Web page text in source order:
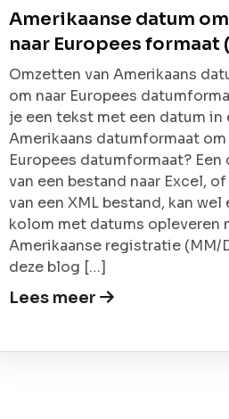
Amerikaanse datum
naar Europees formaat
Omzetten van Amerikaans
om naar Europees
je een tekst met een datum in
Amerikaans datumformaat om
Europees datumformaat? Een
van een bestand naar Excel,
van een XML bestand, kan wel
kolom met datums opleveren
Amerikaanse registratie (MM/
deze blog […]
Lees meer